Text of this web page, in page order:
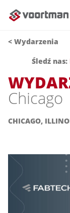
< Wydarzenia
Śledź nas:
Chicago
CHICAGO,